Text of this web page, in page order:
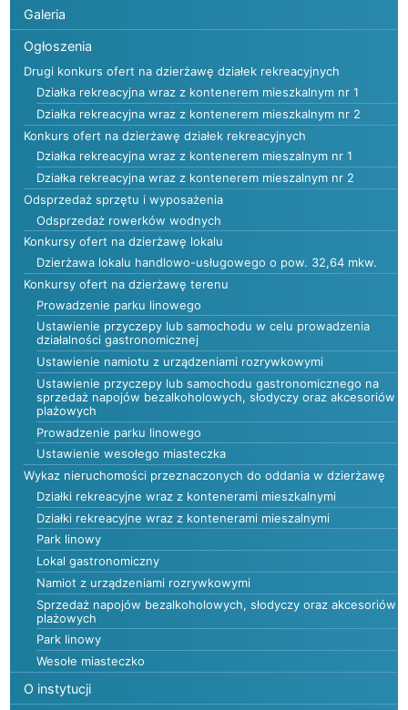
Galeria
Ogłoszenia
Drugi konkurs ofert na dzierżawę działek rekreacyjnych
Działka rekreacyjna wraz z kontenerem mieszkalnym nr 1
Działka rekreacyjna wraz z kontenerem mieszkalnym nr 2
Konkurs ofert na dzierżawę działek rekreacyjnych
Działka rekreacyjna wraz z kontenerem mieszalnym nr 1
Działka rekreacyjna wraz z kontenerem mieszalnym nr 2
Odsprzedaż sprzętu i wyposażenia
Odsprzedaż rowerków wodnych
Konkursy ofert na dzierżawę lokalu
Dzierżawa lokalu handlowo-usługowego o pow. 32,64 mkw.
Konkursy ofert na dzierżawę terenu
Prowadzenie parku linowego
Ustawienie przyczepy lub samochodu w celu prowadzenia
działalności gastronomicznej
Ustawienie namiotu z urządzeniami rozrywkowymi
Ustawienie przyczepy lub samochodu gastronomicznego na
sprzedaż napojów bezalkoholowych, słodyczy oraz akcesoriów
plażowych
Prowadzenie parku linowego
Ustawienie wesołego miasteczka
Wykaz nieruchomości przeznaczonych do oddania w dzierżawę
Działki rekreacyjne wraz z kontenerami mieszkalnymi
Działki rekreacyjne wraz z kontenerami mieszalnymi
Park linowy
Lokal gastronomiczny
Namiot z urządzeniami rozrywkowymi
Sprzedaż napojów bezalkoholowych, słodyczy oraz akcesoriów
plażowych
Park linowy
Wesołe miasteczko
O instytucji